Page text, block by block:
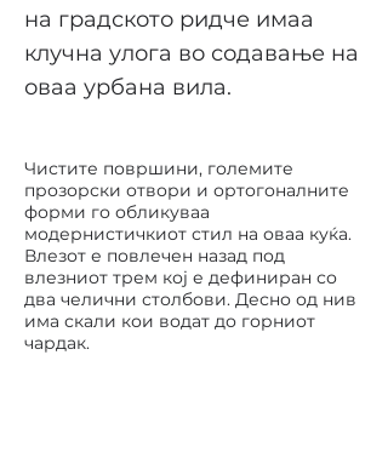
на градското ридче имаа
клучна улога во содавање на
оваа урбана вила.
Чистите површини, големите
прозорски отвори и ортогоналните
форми го обликуваа
модернистичкиот стил на оваа куќа.
Влезот е повлечен назад под
влезниот трем кој е дефиниран со
два челични столбови. Десно од нив
има скали кои водат до горниот
чардак.